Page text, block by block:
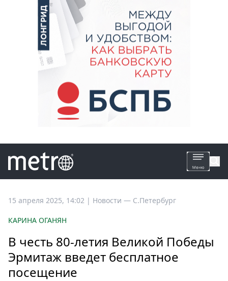
Все
Россия
Мир
Здоровье
15 апреля 2025, 14:02 | Новости — С.Петербург
КАРИНА ОГАНЯН
В честь 80-летия Великой Победы
Эрмитаж введет бесплатное
посещение